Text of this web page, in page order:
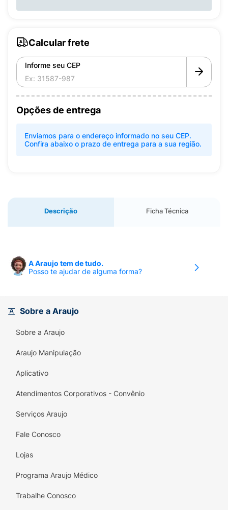
Calcular frete
Informe seu CEP
Opções de entrega
Enviamos para o endereço informado no seu CEP.
Confira abaixo o prazo de entrega para a sua região.
Descrição Ficha Técnica
A Araujo tem de tudo.
Posso te ajudar de alguma forma?
Sobre a Araujo
Sobre a Araujo
Araujo Manipulação
Aplicativo
Atendimentos Corporativos - Convênio
Serviços Araujo
Fale Conosco
Lojas
Programa Araujo Médico
Trabalhe Conosco